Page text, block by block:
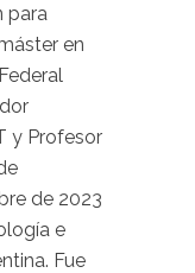
para
en
y Profesor
de 2023
e
Fue